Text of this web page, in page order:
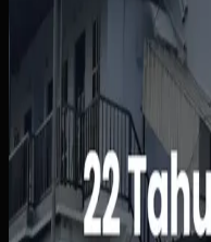
Sebelumnya
Status kamar,
dipantau manual
catat. Calon penghuni
hanya untuk
fasilitas kamar.
Yang kami bangun